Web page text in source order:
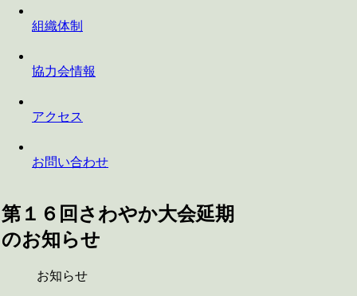
組織体制
協力会情報
アクセス
お問い合わせ
第１６回さわやか大会延期
のお知らせ
お知らせ